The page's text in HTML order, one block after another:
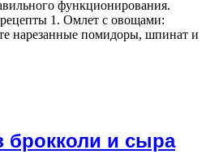
функционирования.
1. Омлет с овощами:
нарезанные помидоры, шпинат и
брокколи и сыра